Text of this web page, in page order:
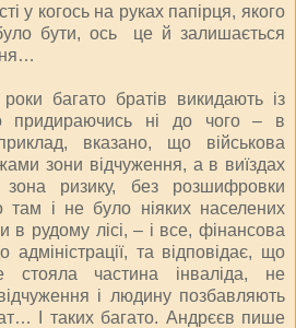
у когось на руках папірця, якого
бути, ось це й залишається
багато братів викидають із
придираючись ні до чого – в
вказано, що військова
зони відчуження, а в виїздах
зона ризику, без розшифровки
там і не було ніяких населених
в рудому лісі, – і все, фінансова
адміністрації, та відповідає, що
стояла частина інваліда, не
і людину позбавляють
І таких багато. Андрєєв пише